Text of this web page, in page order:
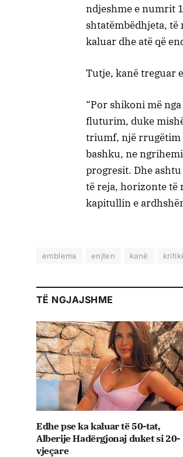
ndjeshme e numrit
shtatëmbëdhjeta,
kaluar dhe atë që
Tutje, kanë treguar
“Por shikoni më
fluturim, duke
triumf, një rrugëtim
bashku, ne
progresit. Dhe
të reja, horizonte të
kapitullin e
emblema enjten kanë
TË NGJAJSHME
Edhe pse ka kaluar të 50-tat,
Alberije Hadërgjonaj duket si 20-
vjeçare